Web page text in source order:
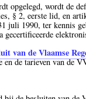
opgelegd, wordt de
§ 2, eerste lid, en
juli 1990, ter kennis
gecertificeerde
van de Vlaamse
en de tarieven van de